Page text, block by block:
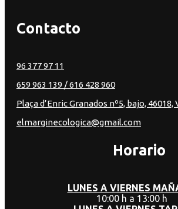
Contacto
96 377 97 11
659 963 139 / 616 428 960
Plaça d’Enric Granados nº5, bajo, 46018,
elmarginecologica@gmail.com
Horario
LUNES A VIERNES
10:00 h a 13:00 h